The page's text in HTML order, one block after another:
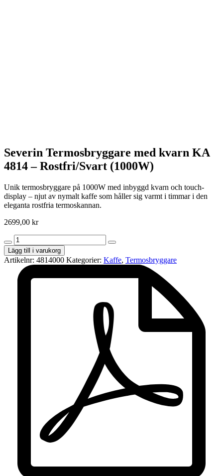
Severin Termosbryggare med kvarn KA
4814 – Rostfri/Svart (1000W)
Unik termosbryggare på 1000W med inbyggd kvarn och touch-
display – njut av nymalt kaffe som håller sig varmt i timmar i den
eleganta rostfria termoskannan.
2699,00 kr
Severin
Termosbryggare
med
kvarn
Lägg till i varukorg
Artikelnr: 4814000 Kategorier: Kaffe, Termosbryggare